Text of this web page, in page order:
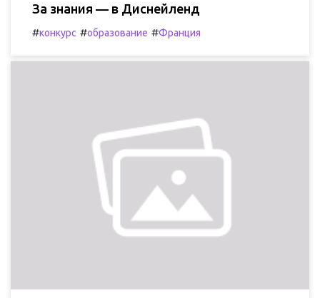
За знания — в Диснейленд
#конкурс #образование #Франция